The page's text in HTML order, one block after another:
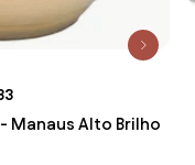
Manaus Alto Brilho